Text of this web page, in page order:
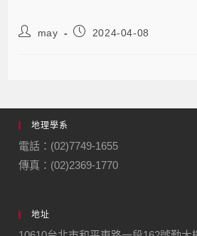
may 2024-04-08
地理學系
電話：(02)7749-1655
傳真：(02)2369-1770
地址